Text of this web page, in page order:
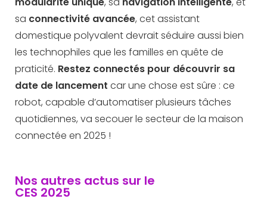
sa connectivité avancée, cet assistant
domestique polyvalent devrait séduire aussi bien
les technophiles que les familles en quête de
praticité. Restez connectés pour découvrir sa
date de lancement car une chose est sûre : ce
robot, capable d’automatiser plusieurs tâches
quotidiennes, va secouer le secteur de la maison
connectée en 2025 !
Nos autres actus sur le
CES 2025